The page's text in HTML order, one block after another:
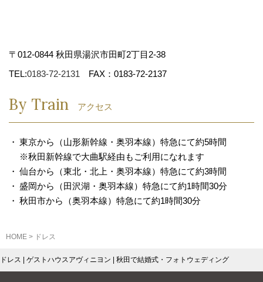
ドレス | ゲストハウスアヴィニヨン | 秋田で結婚式・フォトウェディング
〒012-0844 秋田県湯沢市田町2丁目2-38
TEL:0183-72-2131 FAX：0183-72-2137
By Train アクセス
東京から（山形新幹線・奥羽本線）特急にて約5時間
※秋田新幹線で大曲駅経由もご利用になれます
仙台から（東北・北上・奥羽本線）特急にて約3時間
盛岡から（田沢湖・奥羽本線）特急にて約1時間30分
秋田市から（奥羽本線）特急にて約1時間30分
HOME > ドレス